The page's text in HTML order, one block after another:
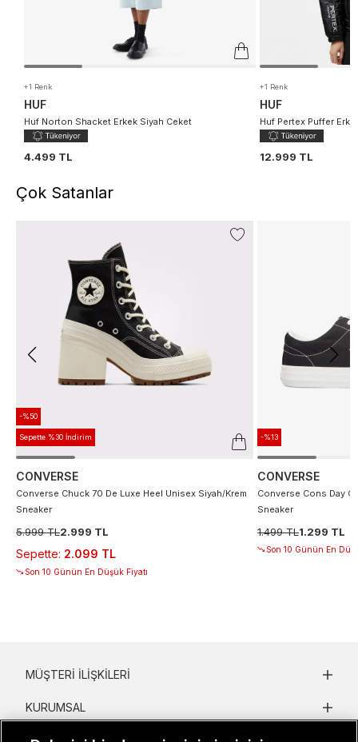
+1 Renk
HUF
Huf Norton Shacket Erkek Siyah Ceket
4.499 TL
+1 Renk
HUF
Huf Pertex Puffer
12.999 TL
Çok Satanlar
-%50
Sepette %30 İndirim
CONVERSE
Converse Chuck 70 De Luxe Heel Unisex Siyah/Krem
Sneaker
5.999 TL2.999 TL
Sepette: 2.099 TL
Son 10 Günün En Düşük Fiyatı
-%13
CONVERSE
Converse Cons Day
Sneaker
1.499 TL1.299 TL
Son 10 Günün En
MÜŞTERI İLIŞKILERI
KURUMSAL